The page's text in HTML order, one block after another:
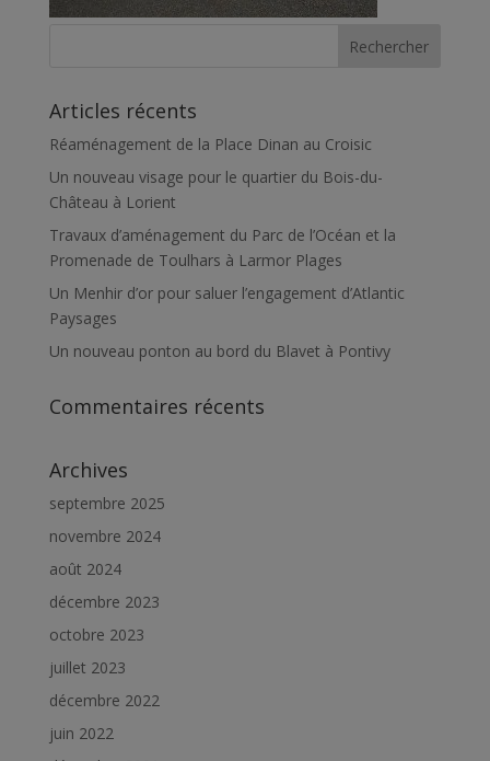
Articles récents
Réaménagement de la Place Dinan au Croisic
Un nouveau visage pour le quartier du Bois-du-
Château à Lorient
Travaux d’aménagement du Parc de l’Océan et la
Promenade de Toulhars à Larmor Plages
Un Menhir d’or pour saluer l’engagement d’Atlantic
Paysages
Un nouveau ponton au bord du Blavet à Pontivy
Commentaires récents
Archives
septembre 2025
novembre 2024
août 2024
décembre 2023
octobre 2023
juillet 2023
décembre 2022
juin 2022